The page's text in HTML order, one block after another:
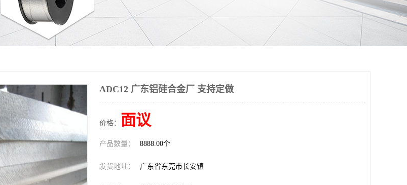
ADC12 广东铝硅合金厂 支持定做
价格： 面议
产品数量： 8888.00个
发货地址： 广东省东莞市长安镇